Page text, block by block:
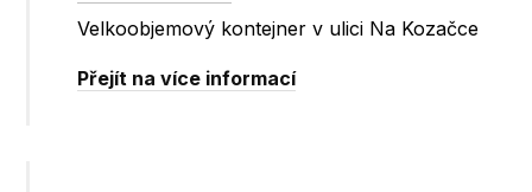
Velkoobjemový kontejner v ulici Na Kozačce
Přejít na více informací